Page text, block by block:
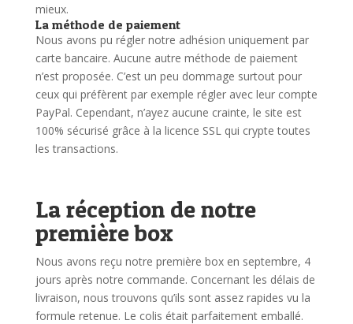
mieux.
La méthode de paiement
Nous avons pu régler notre adhésion uniquement par
carte bancaire. Aucune autre méthode de paiement
n’est proposée. C’est un peu dommage surtout pour
ceux qui préfèrent par exemple régler avec leur compte
PayPal. Cependant, n’ayez aucune crainte, le site est
100% sécurisé grâce à la licence SSL qui crypte toutes
les transactions.
La réception de notre
première box
Nous avons reçu notre première box en septembre, 4
jours après notre commande. Concernant les délais de
livraison, nous trouvons qu’ils sont assez rapides vu la
formule retenue. Le colis était parfaitement emballé.